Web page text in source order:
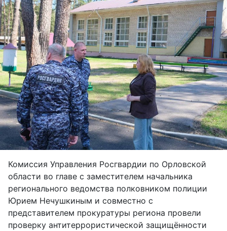
Комиссия Управления Росгвардии по Орловской
области во главе с заместителем начальника
регионального ведомства полковником полиции
Юрием Нечушкиным и совместно с
представителем прокуратуры региона провели
проверку антитеррористической защищённости